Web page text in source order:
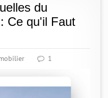
du
Ce qu'il Faut
1